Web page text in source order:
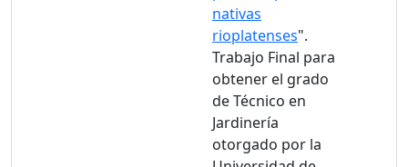
nativas
rioplatenses".
Trabajo Final para
obtener el grado
de Técnico en
Jardinería
otorgado por la